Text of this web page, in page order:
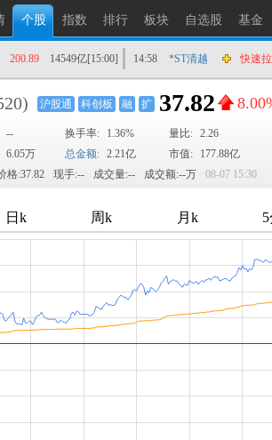
个股 指数 排行 板块 自选股 基金
200.89 14549亿[15:00] 14:58 *ST清越
快速
14:56
上工Ｂ股
快速
14:56
爱丽家居
快速拉
14:56
金凯生科
14:56
南亚新材
猛烈
14:55
成都先导
盛达资源
14:55
盛达资源
快速
快速
14:53
中农立华
沪股通 科创板 融 扩 37.82
-- 换手率: 1.36% 量比: 2.26
6.05万 总金额: 2.21亿 市值: 177.88亿
格:37.82 现手:-- 成交量:-- 成交额:--万 08-07 15:30